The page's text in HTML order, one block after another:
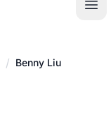
/ Benny Liu